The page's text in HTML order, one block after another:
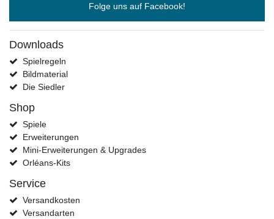
Folge uns auf Facebook!
Downloads
Spielregeln
Bildmaterial
Die Siedler
Shop
Spiele
Erweiterungen
Mini-Erweiterungen & Upgrades
Orléans-Kits
Service
Versandkosten
Versandarten